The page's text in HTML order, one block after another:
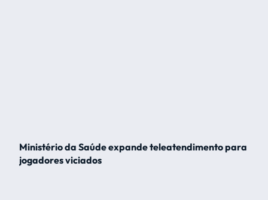
Ministério da Saúde expande teleatendimento para
jogadores viciados